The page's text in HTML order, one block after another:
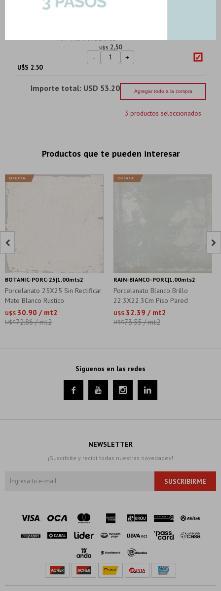
U$S 2,50
- +
U$S 2.50
Importe total: USD 53.20 Agregar todo a la compra
3 productos seleccionados
Productos que te pueden interesar
Porcelanato 25X25 Sin Rectificar
Mate Blanco Rustico
U$S 30.90 / mt2
U$S72.86 / mt2
BOTANIC-PORC-25|1.00mts2
Porcelanato Blanco Brillo
22.3X22.3Cm Piso Pared
U$S 32.39 / mt2
U$S73.55 / mt2
RAIN-BIANCO-PORC|1.00mts2
 
Síguenos en las redes
   
NEWSLETTER
¡Suscribite y recibí todas nuestras novedades!
SUSCRIBIRME